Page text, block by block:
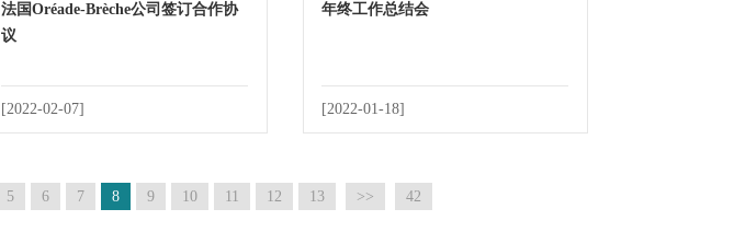
法国Oréade-Brèche公司签订合作协
议
[2022-02-07]
年终工作总结会
[2022-01-18]
5 6 7 8 9 10 11 12 13 >> 42